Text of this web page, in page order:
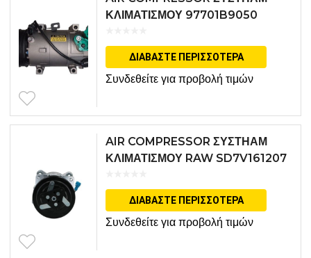
ΚΛΙΜΑΤΙΣΜΟΥ 97701B9050
ΔΙΑΒΆΣΤΕ ΠΕΡΙΣΣΌΤΕΡΑ
Συνδεθείτε για προβολή τιμών
AIR COMPRESSOR ΣΥΣΤΗΑΜ
ΚΛΙΜΑΤΙΣΜΟΥ RAW SD7V161207
ΔΙΑΒΆΣΤΕ ΠΕΡΙΣΣΌΤΕΡΑ
Συνδεθείτε για προβολή τιμών